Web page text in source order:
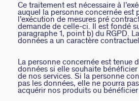
Ce traitement est nécessaire à
auquel la personne concernée est
l’exécution de mesures pré
demande de celle-ci. Il est fondé
paragraphe 1, point b) du RGPD.
données a un caractère contractuel.
La personne concernée est tenue
données si elle souhaite
de nos services. Si la personne
pas les données, elle ne pourra
acquérir nos produits ou bénéficier